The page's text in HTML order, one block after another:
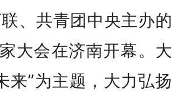
、共青团中央主办的
大会在济南开幕。大
来”为主题，大力弘扬